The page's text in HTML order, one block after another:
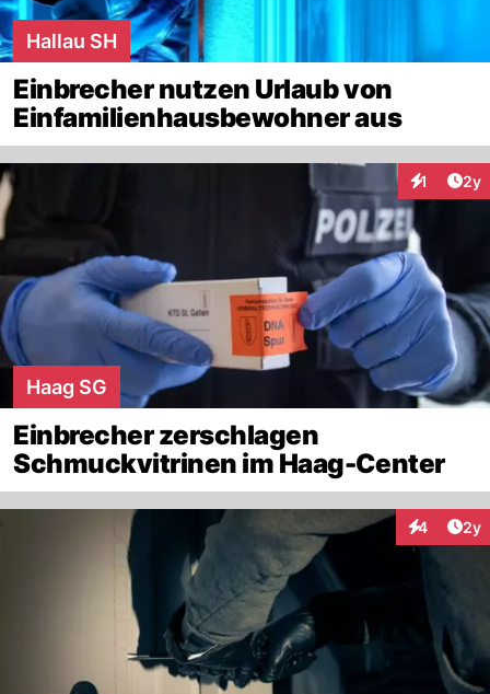
Hallau SH
Einbrecher nutzen Urlaub von
Einfamilienhausbewohner aus
1 2y
Haag SG
Einbrecher zerschlagen
Schmuckvitrinen im Haag-Center
4 2y